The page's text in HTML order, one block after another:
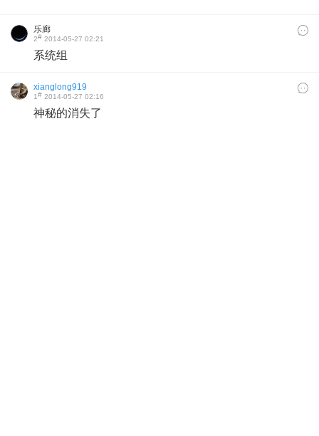
乐廊
2# 2014-05-27 02:21
系统组
xianglong919
1# 2014-05-27 02:16
神秘的消失了